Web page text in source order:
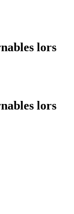
lors
lors